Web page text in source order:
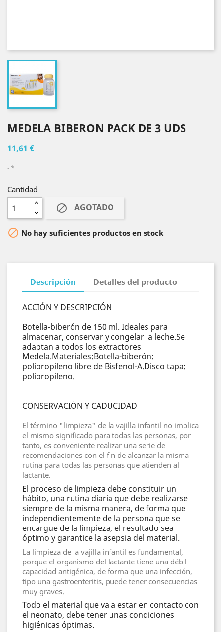
MEDELA BIBERON PACK DE 3 UDS
11,61 €
*
Cantidad
 AGOTADO
 No hay suficientes productos en stock
Descripción Detalles del producto
ACCIÓN Y DESCRIPCIÓN
Botella-biberón de 150 ml. Ideales para
almacenar, conservar y congelar la leche.Se
adaptan a todos los extractores
Medela.Materiales:Botella-biberón:
polipropileno libre de Bisfenol-A.Disco tapa:
polipropileno.
CONSERVACIÓN Y CADUCIDAD
El término "limpieza" de la vajilla infantil no implica
el mismo significado para todas las personas, por
tanto, es conveniente realizar una serie de
recomendaciones con el fin de alcanzar la misma
rutina para todas las personas que atienden al
lactante.
El proceso de limpieza debe constituir un
hábito, una rutina diaria que debe realizarse
siempre de la misma manera, de forma que
independientemente de la persona que se
encargue de la limpieza, el resultado sea
óptimo y garantice la asepsia del material.
La limpieza de la vajilla infantil es fundamental,
porque el organismo del lactante tiene una débil
capacidad antigénica, de forma que una infección,
tipo una gastroenteritis, puede tener consecuencias
muy graves.
Todo el material que va a estar en contacto con
el neonato, debe tener unas condiciones
higiénicas óptimas.